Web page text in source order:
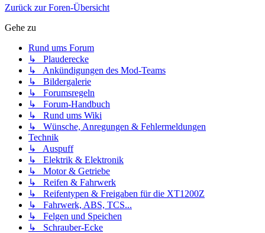
Zurück zur Foren-Übersicht
Gehe zu
Rund ums Forum
↳ Plauderecke
↳ Ankündigungen des Mod-Teams
↳ Bildergalerie
↳ Forumsregeln
↳ Forum-Handbuch
↳ Rund ums Wiki
↳ Wünsche, Anregungen & Fehlermeldungen
Technik
↳ Auspuff
↳ Elektrik & Elektronik
↳ Motor & Getriebe
↳ Reifen & Fahrwerk
↳ Reifentypen & Freigaben für die XT1200Z
↳ Fahrwerk, ABS, TCS...
↳ Felgen und Speichen
↳ Schrauber-Ecke